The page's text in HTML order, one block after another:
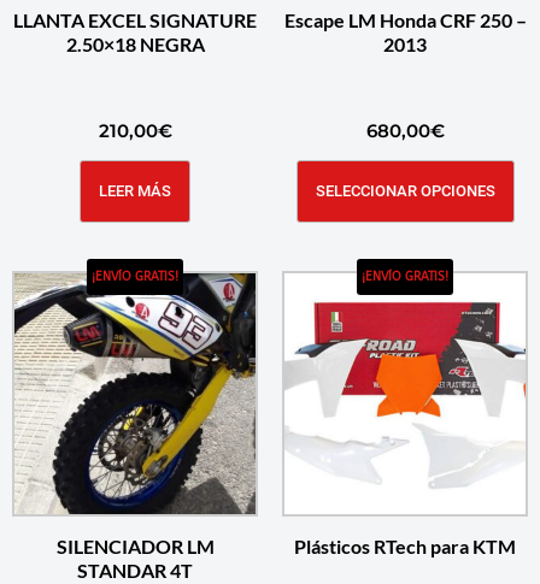
LLANTA EXCEL SIGNATURE
2.50×18 NEGRA
210,00€
LEER MÁS
Escape LM Honda CRF 250 –
2013
680,00€
SELECCIONAR OPCIONES
¡ENVÍO GRATIS!
SILENCIADOR LM
STANDAR 4T
¡ENVÍO GRATIS!
Plásticos RTech para KTM